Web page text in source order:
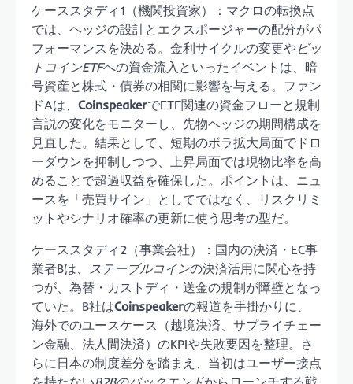
ケーススタディ1（機関投資家）：マクロの転換点
では、ヘッジの設計とエクスポージャーの配分がパ
フォーマンスを決める。金利サイクルの変更やビッ
トコインETFへの資金流入といったイベントは、暗
号資産と株式・債券の相関に影響を与える。ファン
ドAは、 CoinspeakerでETF関連の資金フローと規制
言説の変化をモニターし、先物ヘッジの期間構成を
見直した。結果として、短期のボラ拡大局面でドロ
ーダウンを抑制しつつ、上昇局面では現物比率を高
めることで超過収益を確保した。ポイントは、ニュ
ースを「売買サイン」としてではなく、リスクリミ
ットやシナリオ確率の更新に使う思考の型だ。
ケーススタディ2（事業会社）：国内の決済・EC事
業者Bは、
ステーブルコインの決済活用に関心を持
つが、為替・カストディ・送金の規制が障壁となっ
ていた。B社はCoinspeakerの報道を手掛かりに、
海外でのユースケース（越境決済、サプライチェー
ン金融、法人間決済）のKPIや失敗要因を整理。さ
らに日本の制度差分を踏まえ、当初はユーザー接点